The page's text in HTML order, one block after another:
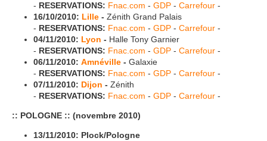
- RESERVATIONS: Fnac.com - GDP - Carrefour -
16/10/2010: Lille - Zénith Grand Palais
- RESERVATIONS: Fnac.com - GDP - Carrefour -
04/11/2010: Lyon - Halle Tony Garnier
- RESERVATIONS: Fnac.com - GDP - Carrefour -
06/11/2010: Amnéville - Galaxie
- RESERVATIONS: Fnac.com - GDP - Carrefour -
07/11/2010: Dijon - Zénith
- RESERVATIONS: Fnac.com - GDP - Carrefour -
:: POLOGNE :: (novembre 2010)
13/11/2010: Plock/Pologne